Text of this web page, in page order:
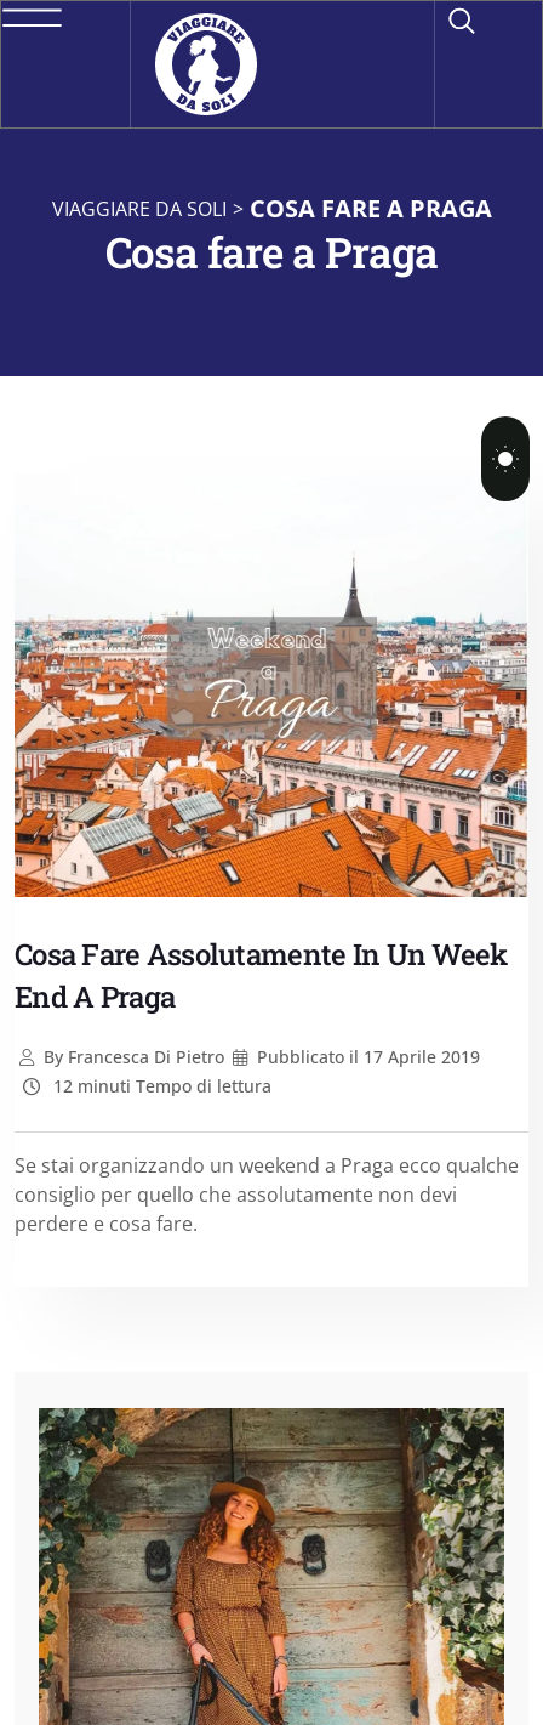
VIAGGIARE DA SOLI > COSA FARE A PRAGA
Cosa fare a Praga
Cosa Fare Assolutamente In Un Week
End A Praga
ByFrancesca Di Pietro Pubblicato il 17 Aprile 2019
12 minuti Tempo di lettura
Se stai organizzando un weekend a Praga ecco qualche
consiglio per quello che assolutamente non devi
perdere e cosa fare.